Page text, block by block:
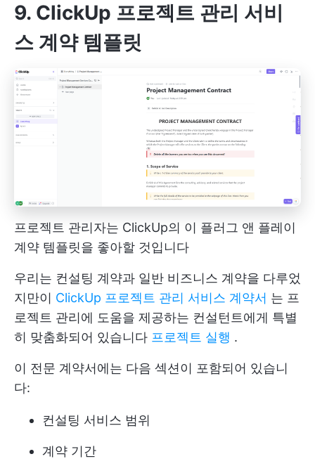
9. ClickUp 프로젝트 관리 서비
스 계약 템플릿
프로젝트 관리자는 ClickUp의 이 플러그 앤 플레이
계약 템플릿을 좋아할 것입니다
우리는 컨설팅 계약과 일반 비즈니스 계약을 다루었
지만이 ClickUp 프로젝트 관리 서비스 계약서 는 프
로젝트 관리에 도움을 제공하는 컨설턴트에게 특별
히 맞춤화되어 있습니다 프로젝트 실행 .
이 전문 계약서에는 다음 섹션이 포함되어 있습니
다:
컨설팅 서비스 범위
계약 기간